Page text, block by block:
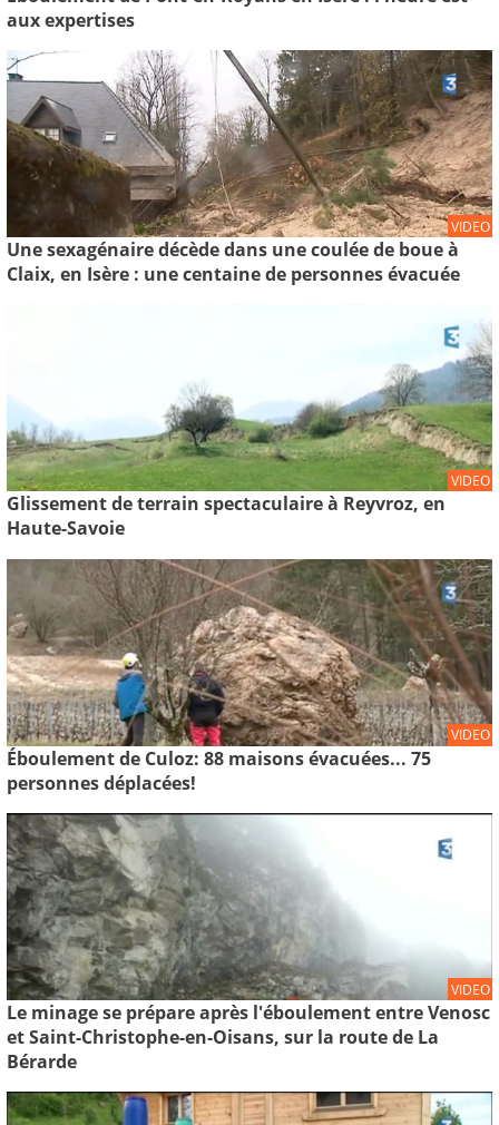
aux expertises
VIDEO
Une sexagénaire décède dans une coulée de boue à
Claix, en Isère : une centaine de personnes évacuée
VIDEO
Glissement de terrain spectaculaire à Reyvroz, en
Haute-Savoie
VIDEO
Éboulement de Culoz: 88 maisons évacuées... 75
personnes déplacées!
VIDEO
Le minage se prépare après l'éboulement entre Venosc
et Saint-Christophe-en-Oisans, sur la route de La
Bérarde